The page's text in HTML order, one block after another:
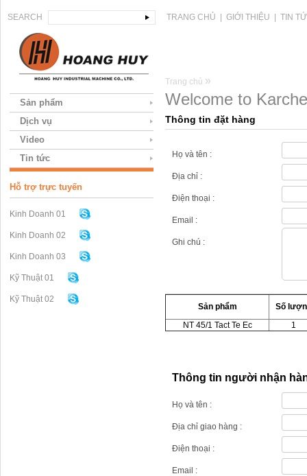
SEARCH TRANG CHỦ GIỚI THIỆU TIN
Trang chủ »
Welcome to
Sản phẩm
Dịch vụ
Video
Tin tức
Hỗ trợ trực tuyến
Kinh Doanh 01
Kinh Doanh 02
Kinh Doanh 03
Kỹ Thuật 01
Kỹ Thuật 02
Thông tin đặt hàng
Họ và tên :
Địa chỉ :
Điện thoại :
Email :
Ghi chú :
Sản phẩm
Số
NT 45/1 Tact Te Ec
1
Thông tin người nhận
Họ và tên :
Địa chỉ giao hàng :
Điện thoại :
Email :